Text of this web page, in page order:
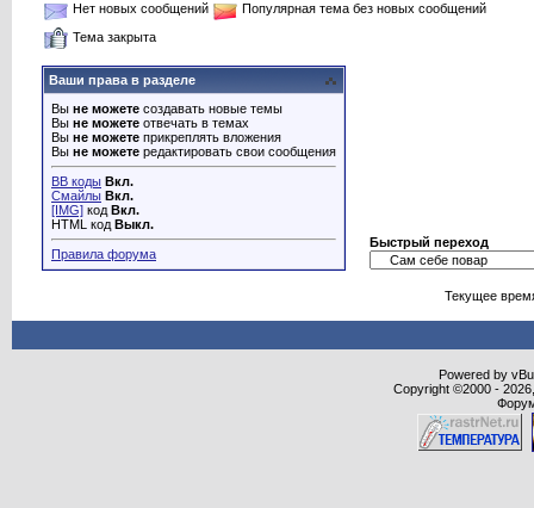
Нет новых сообщений
Популярная тема без новых сообщений
Тема закрыта
Ваши права в разделе
Вы не можете создавать новые темы
Вы не можете отвечать в темах
Вы не можете прикреплять вложения
Вы не можете редактировать свои сообщения
BB коды Вкл.
Смайлы Вкл.
[IMG] код Вкл.
HTML код Выкл.
Правила форума
Быстрый переход
Текущее
Powered by
Copyright ©2000 -